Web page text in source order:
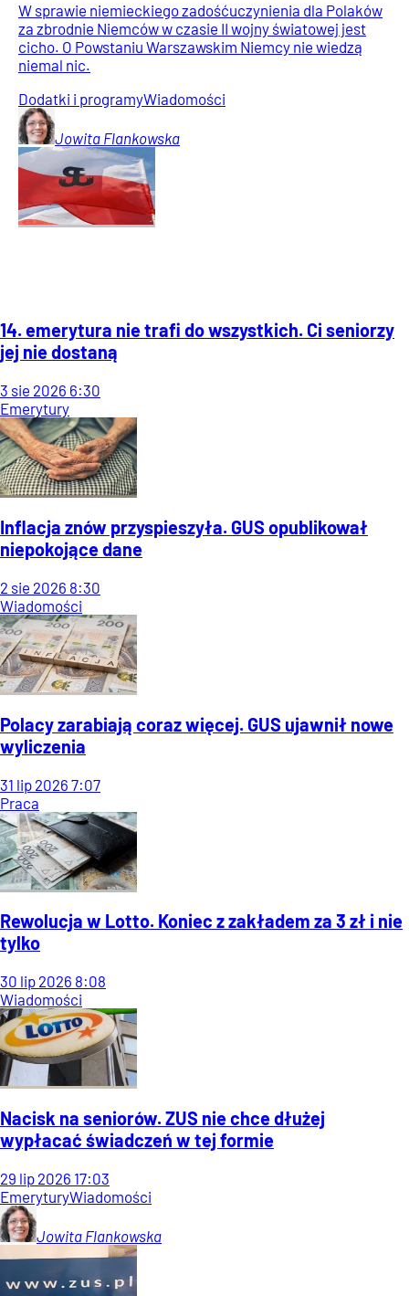
W sprawie niemieckiego zadośćuczynienia dla Polaków
za zbrodnie Niemców w czasie II wojny światowej jest
cicho. O Powstaniu Warszawskim Niemcy nie wiedzą
niemal nic.
Dodatki i programyWiadomości
Jowita Flankowska
14. emerytura nie trafi do wszystkich. Ci seniorzy
jej nie dostaną
3 sie 2026 6:30
Emerytury
Inflacja znów przyspieszyła. GUS opublikował
niepokojące dane
2 sie 2026 8:30
Wiadomości
Polacy zarabiają coraz więcej. GUS ujawnił nowe
wyliczenia
31 lip 2026 7:07
Praca
Rewolucja w Lotto. Koniec z zakładem za 3 zł i nie
tylko
30 lip 2026 8:08
Wiadomości
Nacisk na seniorów. ZUS nie chce dłużej
wypłacać świadczeń w tej formie
29 lip 2026 17:03
EmeryturyWiadomości
Jowita Flankowska